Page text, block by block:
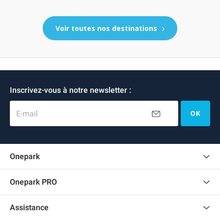
Voir toutes nos destinations
Inscrivez-vous à notre newsletter :
E-mail OK
Onepark
Recrutement
Onepark PRO
Assistance